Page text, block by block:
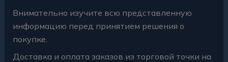
Внимательно изучите всю представленную
информацию перед принятием решения о
покупке.
Доставка и оплата заказов из торговой точки на